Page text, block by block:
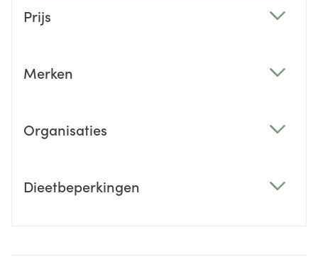
Prijs
Merken
Organisaties
Dieetbeperkingen